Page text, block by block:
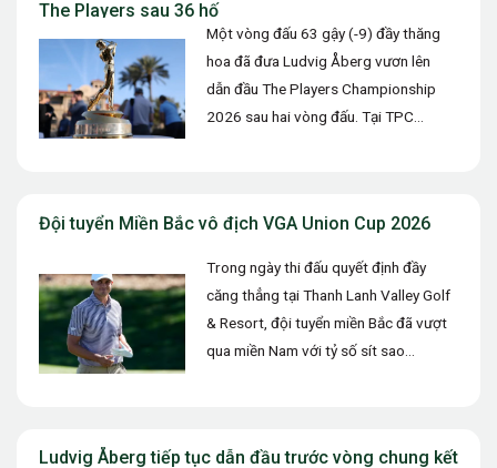
Một vòng đấu 63 gậy (-9) đầy thăng
hoa đã đưa Ludvig Åberg vươn lên
dẫn đầu The Players Championship
2026 sau hai vòng đấu. Tại TPC
Trong ngày thi đấu quyết định đầy
căng thẳng tại Thanh Lanh Valley Golf
& Resort, đội tuyển miền Bắc đã vượt
qua miền Nam với tỷ số sít sao…
Ludvig Åberg tiếp tục dẫn đầu trước vòng chung kết